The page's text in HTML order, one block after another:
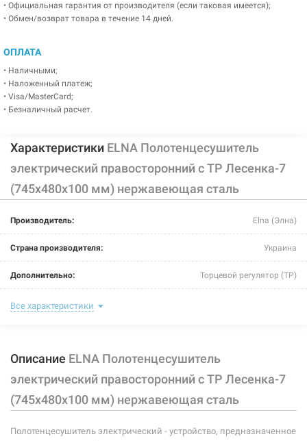
• Официальная гарантия от производителя (если таковая имеется);
• Обмен/возврат товара в течение 14 дней.
ОПЛАТА
• Наличными;
• Наложенный платеж;
• Visa/MasterCard;
• Безналичный расчет.
Характеристики ELNA Полотенцесушитель
электрический правосторонний с ТР Лесенка-7
(745х480х100 мм) нержавеющая сталь
Производитель: Elna (Элна)
Страна производителя: Украина
Дополнительно: Торцевой регулятор (ТР)
Цвет:
Глубина:
Высота: 745 мм
Мощность: -
Все характеристики
Описание ELNA Полотенцесушитель
электрический правосторонний с ТР Лесенка-7
(745х480х100 мм) нержавеющая сталь
Полотенцесушитель электрический - устройство, предназначенное